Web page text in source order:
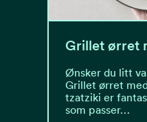
Grillet ørret
Ønsker du litt
Grillet ørret
tzatziki er
som passer…